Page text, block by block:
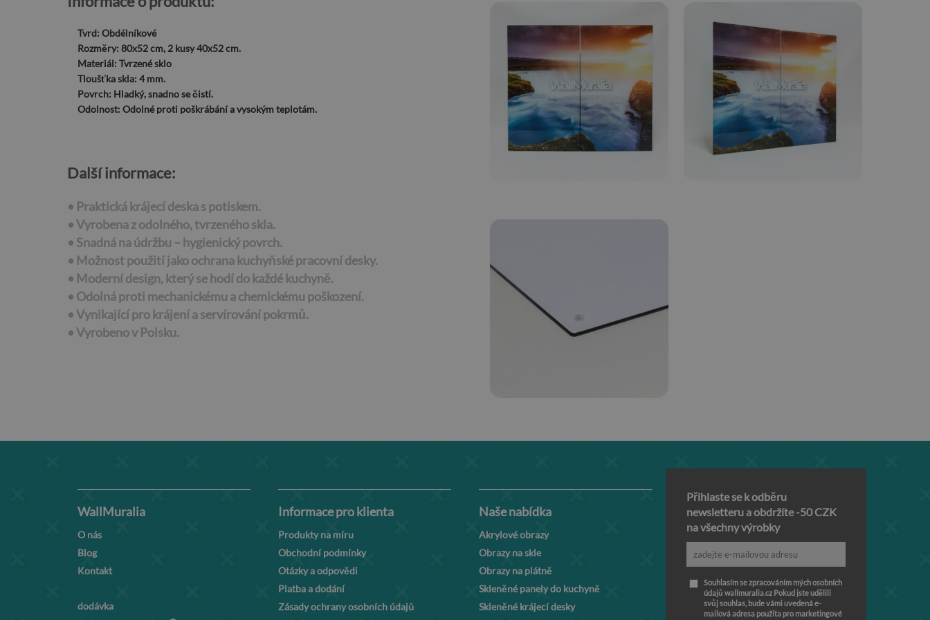
Tvrd: Obdélníkové
Rozměry: 80x52 cm, 2 kusy 40x52 cm.
Materiál: Tvrzené sklo
Tloušťka skla: 4 mm.
Povrch: Hladký, snadno se čistí.
Odolnost: Odolné proti poškrábání a vysokým teplotám.
Další informace:
• Praktická krájecí deska s potiskem.
• Vyrobena z odolného, tvrzeného skla.
• Snadná na údržbu – hygienický povrch.
• Možnost použití jako ochrana kuchyňské pracovní desky.
• Moderní design, který se hodí do každé kuchyně.
• Odolná proti mechanickému a chemickému poškození.
• Vynikající pro krájení a servírování pokrmů.
•Vyrobeno v Polsku.
WallMuralia
O nás
Blog
Kontakt
dodávka
Informace pro klienta
Produkty na míru
Obchodní podmínky
Otázky a odpovědi
Platba a dodání
Zásady ochrany osobních údajů
Naše nabídka
Akrylové obrazy
Obrazy na skle
Obrazy na plátně
Skleněné panely do kuchyně
Skleněné krájecí desky
Přihlaste se k odběru
newsletteru a obdržíte -50 CZK
na všechny výrobky
Souhlasím se zpracováním mých osobních
údajů wallmuralia.cz Pokud jste udělili
svůj souhlas, bude vámi uvedená e-
mailová adresa použita pro marketingové